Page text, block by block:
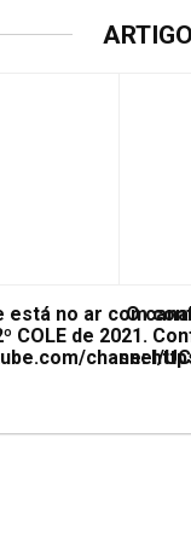
está no ar com
COLE de 2021.
channel/
O
se: